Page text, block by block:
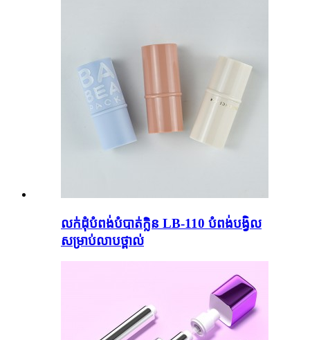
លក់ដុំបំពង់បំបាត់ក្លិន LB-110 បំពង់បង្វិល
សម្រាប់លាបថ្ពាល់